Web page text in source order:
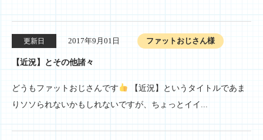
更新日 2017年9月01日 ファットおじさん様
【近況】とその他諸々
どうもファットおじさんです
【近況】というタイトルであま
りソソられないかもしれないですが、ちょっとイイ...